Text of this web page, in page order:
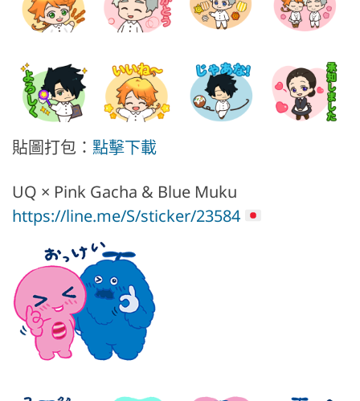
貼圖打包： 點擊下載
UQ × Pink Gacha & Blue Muku
https://line.me/S/sticker/23584